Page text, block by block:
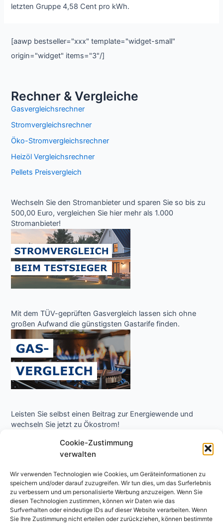
Cookie-Zustimmung
verwalten
Wir verwenden Technologien wie Cookies, um Geräteinformationen zu
speichern und/oder darauf zuzugreifen. Wir tun dies, um das Surferlebnis
zu verbessern und um personalisierte Werbung anzuzeigen. Wenn Sie
diesen Technologien zustimmen, können wir Daten wie das
Surfverhalten oder eindeutige IDs auf dieser Website verarbeiten. Wenn
Sie Ihre Zustimmung nicht erteilen oder zurückziehen, können bestimmte
letzten Gruppe 4,58 Cent pro kWh.
[aawp bestseller="xxx" template="widget-small"
origin="widget" items="3"/]
Rechner & Vergleiche
Gasvergleichsrechner
Stromvergleichsrechner
Öko-Stromvergleichsrechner
Heizöl Vergleichsrechner
Pellets Preisvergleich
Wechseln Sie den Stromanbieter und sparen Sie so bis zu
500,00 Euro, vergleichen Sie hier mehr als 1.000
Stromanbieter!
Mit dem TÜV-geprüften Gasvergleich lassen sich ohne
großen Aufwand die günstigsten Gastarife finden.
Leisten Sie selbst einen Beitrag zur Energiewende und
wechseln Sie jetzt zu Ökostrom!
Copyright © 2026 Niedrigenergie Forum - Energielexikon